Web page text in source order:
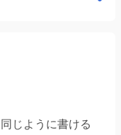
じように書ける